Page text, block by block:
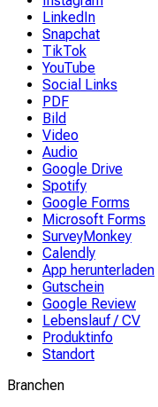
LinkedIn
Snapchat
TikTok
YouTube
Social Links
PDF
Bild
Video
Audio
Google Drive
Spotify
Google Forms
Microsoft Forms
SurveyMonkey
Calendly
App herunterladen
Gutschein
Google Review
Lebenslauf / CV
Produktinfo
Standort
Branchen